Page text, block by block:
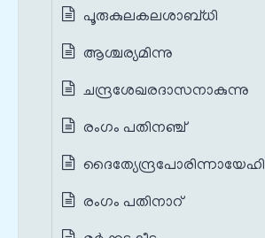
പൂരുകുലകലശാബ്ധി
ആശ്ചര്യമിന്നു
ചന്ദ്രശേഖരദാസനാകുന്നു
രംഗം പതിനഞ്ച്
ദൈത്യേന്ദ്രപോരിന്നായേഹി
രംഗം പതിനാറ്